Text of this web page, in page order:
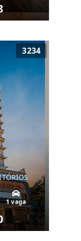
3234
1 vaga